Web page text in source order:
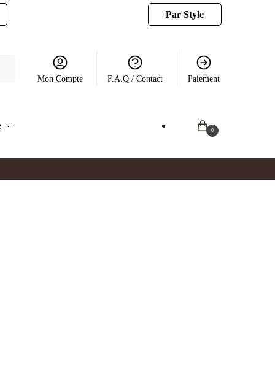
Par Style
Mon Compte F.A.Q / Contact Paiement
0